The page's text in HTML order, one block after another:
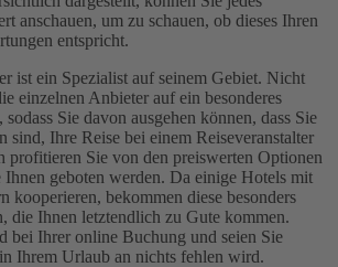
anschauen, um zu schauen, ob dieses Ihren
entspricht.
ist ein Spezialist auf seinem Gebiet. Nicht
einzelnen Anbieter auf ein besonderes
sodass Sie davon ausgehen können, dass Sie
sind, Ihre Reise bei einem Reiseveranstalter
profitieren Sie von den preiswerten Optionen
geboten werden. Da einige Hotels mit
kooperieren, bekommen diese besonders
die Ihnen letztendlich zu Gute kommen.
bei Ihrer online Buchung und seien Sie
Ihrem Urlaub an nichts fehlen wird.